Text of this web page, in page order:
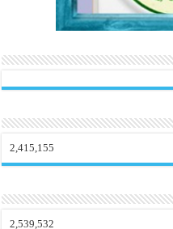
2,415,155
2,539,532